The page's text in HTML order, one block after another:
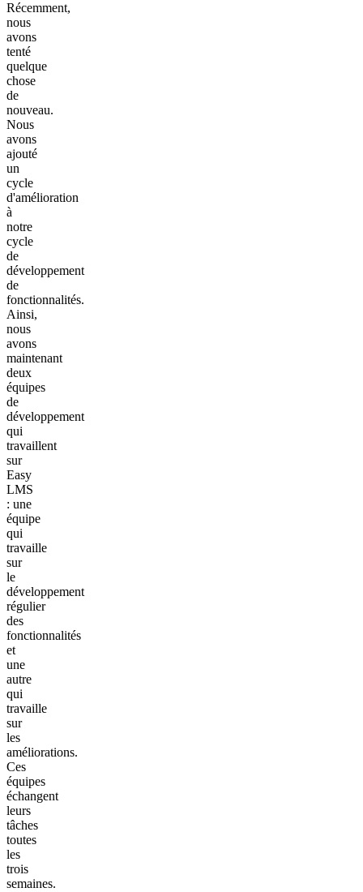
Récemment,
nous
avons
tenté
quelque
chose
de
nouveau.
Nous
avons
ajouté
un
cycle
d'amélioration
à
notre
cycle
de
développement
de
fonctionnalités.
Ainsi,
nous
avons
maintenant
deux
équipes
de
développement
qui
travaillent
sur
Easy
LMS
: une
équipe
qui
travaille
sur
le
développement
régulier
des
fonctionnalités
et
une
autre
qui
travaille
sur
les
améliorations.
Ces
équipes
échangent
leurs
tâches
toutes
les
trois
semaines.